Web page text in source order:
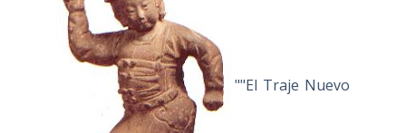
""El Traje Nuevo